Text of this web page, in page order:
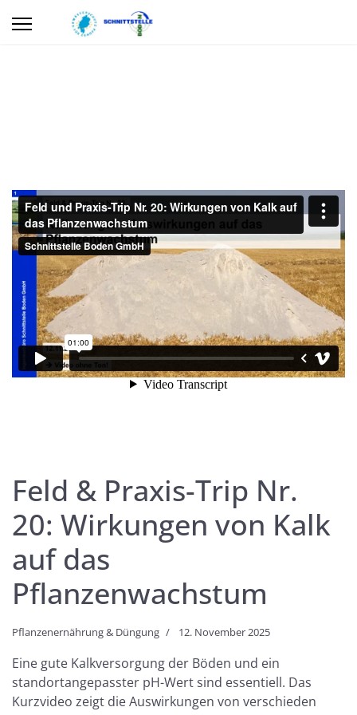
Feld & Praxis-Trip Nr.
20: Wirkungen von Kalk
auf das
Pflanzenwachstum
Pflanzenernährung & Düngung 12. November 2025
Eine gute Kalkversorgung der Böden und ein
standortangepasster pH-Wert sind essentiell. Das
Kurzvideo zeigt die Auswirkungen von verschieden